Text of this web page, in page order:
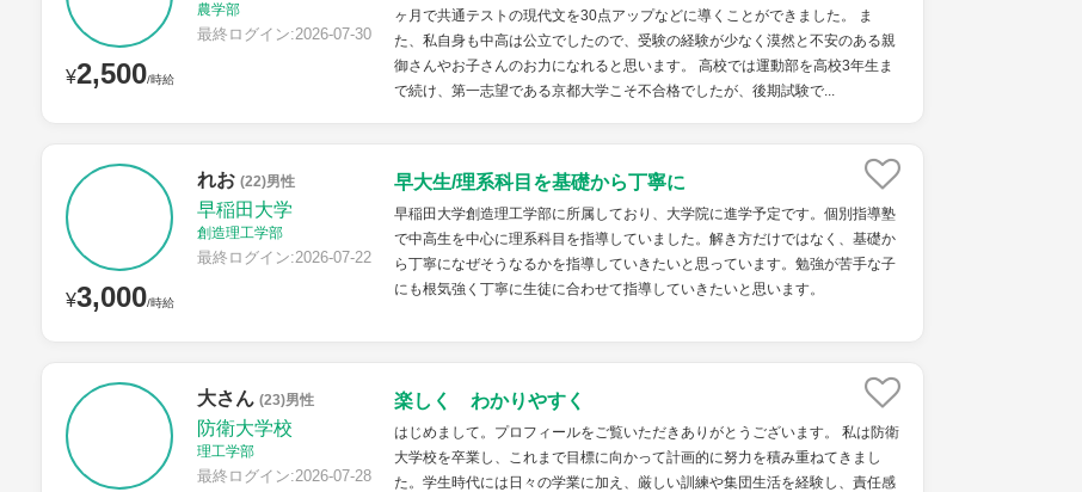
¥2,500/時給
農学部
最終ログイン:2026-07-30
ヶ月で共通テストの現代文を30点アップなどに導くことができました。 ま
た、私自身も中高は公立でしたので、受験の経験が少なく漠然と不安のある親
御さんやお子さんのお力になれると思います。 高校では運動部を高校3年生ま
で続け、第一志望である京都大学こそ不合格でしたが、後期試験で...
¥3,000/時給
れお (22)男性
早稲田大学
創造理工学部
最終ログイン:2026-07-22
早大生/理系科目を基礎から丁寧に
早稲田大学創造理工学部に所属しており、大学院に進学予定です。個別指導塾
で中高生を中心に理系科目を指導していました。解き方だけではなく、基礎か
ら丁寧になぜそうなるかを指導していきたいと思っています。勉強が苦手な子
にも根気強く丁寧に生徒に合わせて指導していきたいと思います。
大さん (23)男性
防衛大学校
理工学部
最終ログイン:2026-07-28
楽しく わかりやすく
はじめまして。プロフィールをご覧いただきありがとうございます。 私は防衛
大学校を卒業し、これまで目標に向かって計画的に努力を積み重ねてきまし
た。学生時代には日々の学業に加え、厳しい訓練や集団生活を経験し、責任感